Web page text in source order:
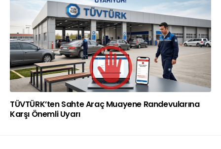
TÜVTÜRK’ten Sahte Araç Muayene Randevularına
Karşı Önemli Uyarı